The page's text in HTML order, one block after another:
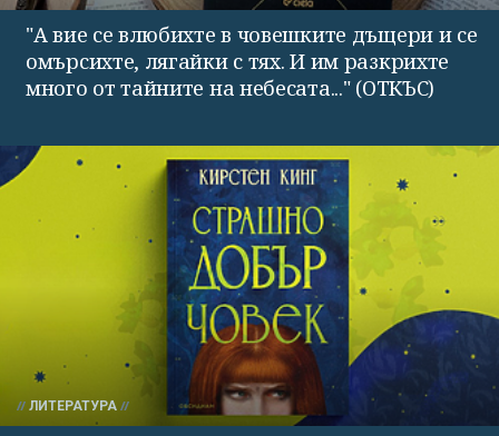
"А вие се влюбихте в чо­вешките дъщери и се
омърсихте, лягайки с тях. И им раз­крихте
много от тайните на небесата..." (ОТКЪС)
ЛИТЕРАТУРА